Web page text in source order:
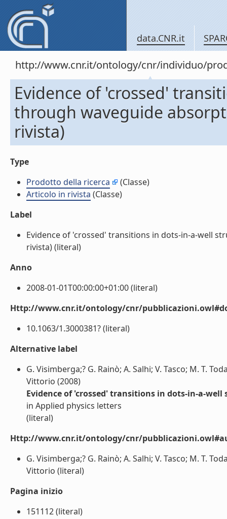
data.CNR.it
http://www.cnr.it/ontology/cnr/individuo/
Evidence of 'crossed'
through waveguide
rivista)
Type
Prodotto della ricerca
(Classe)
Articolo in rivista (Classe)
Label
Evidence of 'crossed' transitions in dots-in-a-well
rivista) (literal)
Anno
2008-01-01T00:00:00+01:00 (literal)
Http://www.cnr.it/ontology/cnr/
10.1063/1.3000381? (literal)
Alternative label
G. Visimberga;? G. Rainò; A. Salhi; V. Tasco; M. T.
Vittorio (2008)
Evidence of 'crossed' transitions in dots-in-a-
in Applied physics letters
(literal)
Http://www.cnr.it/ontology/cnr/
G. Visimberga;? G. Rainò; A. Salhi; V. Tasco; M. T.
Vittorio (literal)
Pagina inizio
151112 (literal)